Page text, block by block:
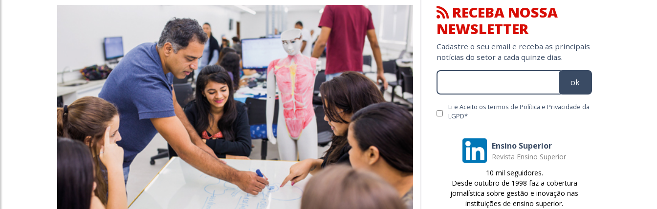
RECEBA NOSSA
NEWSLETTER
Cadastre o seu email e receba as principais
notícias do setor a cada quinze dias.
ok
Li e Aceito os termos de Política e Privacidade da
LGPD*
Ensino Superior
Revista Ensino Superior
10 mil seguidores.
Desde outubro de 1998 faz a cobertura
jornalística sobre gestão e inovação nas
instituições de ensino superior.